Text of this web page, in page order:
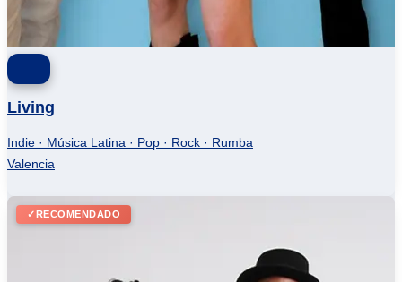
Living
Indie · Música Latina · Pop · Rock · Rumba
Valencia
✓RECOMENDADO